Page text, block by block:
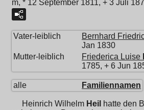
m, * 12 September 1811, + 3 Juli
Vater-leiblich Bernhard
Jan 1830
Mutter-leiblich
Friederica Luise
1785, + 6 Jun
alle Familiennamen
Heinrich Wilhelm Heil hatte den